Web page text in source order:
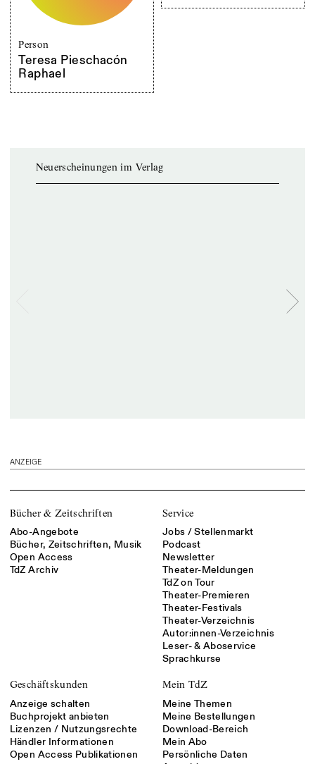
Person
Teresa Pieschacón
Raphael
Neuerscheinungen im Verlag
ANZEIGE
Bücher & Zeitschriften
Abo-Angebote
Bücher, Zeitschriften, Musik
Open Access
TdZ Archiv
Service
Jobs / Stellenmarkt
Podcast
Newsletter
Theater-Meldungen
TdZ on Tour
Theater-Premieren
Theater-Festivals
Theater-Verzeichnis
Autor:innen-Verzeichnis
Leser- & Aboservice
Sprachkurse
Geschäftskunden
Anzeige schalten
Buchprojekt anbieten
Lizenzen / Nutzungsrechte
Händler Informationen
Open Access Publikationen
Mein TdZ
Meine Themen
Meine Bestellungen
Download-Bereich
Mein Abo
Persönliche Daten